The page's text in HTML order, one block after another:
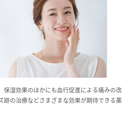
保湿効果のほかにも血行促進による痛みの改
跡の治療などさまざまな効果が期待できる薬